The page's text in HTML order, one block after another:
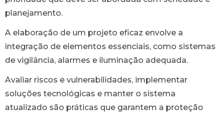
planejamento.
A elaboração de um projeto eficaz envolve a
integração de elementos essenciais, como sistemas
de vigilância, alarmes e iluminação adequada.
Avaliar riscos e vulnerabilidades, implementar
soluções tecnológicas e manter o sistema
atualizado são práticas que garantem a proteção